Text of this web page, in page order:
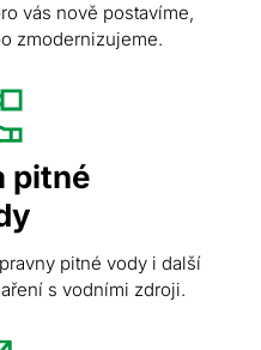
vás nově postavíme,
zmodernizujeme.
pitné
pitné vody i další
s vodními zdroji.